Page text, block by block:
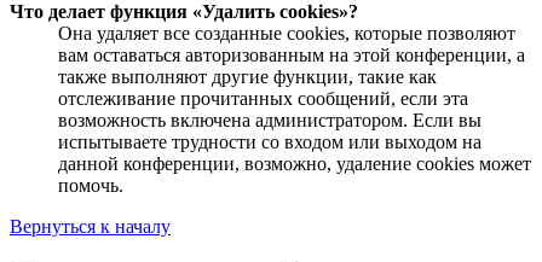
Что делает функция «Удалить cookies»?
Она удаляет все созданные cookies, которые позволяют
вам оставаться авторизованным на этой конференции, а
также выполняют другие функции, такие как
отслеживание прочитанных сообщений, если эта
возможность включена администратором. Если вы
испытываете трудности со входом или выходом на
данной конференции, возможно, удаление cookies может
помочь.
Вернуться к началу